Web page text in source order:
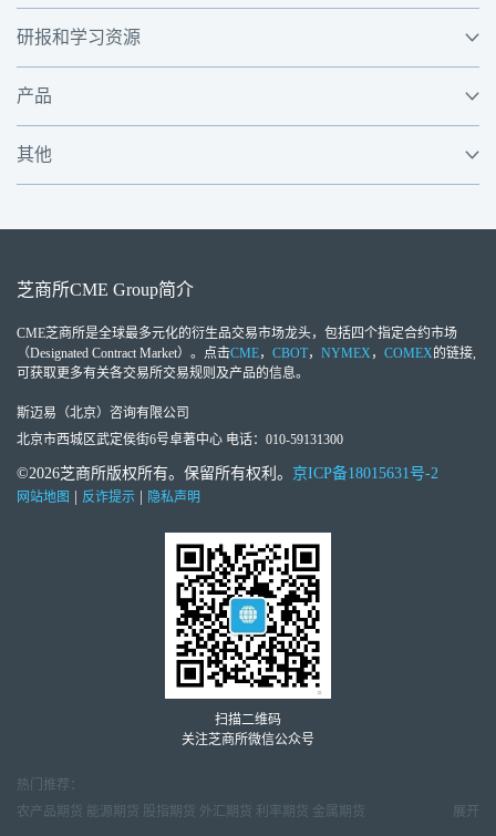
研报和学习资源
产品
其他
芝商所CME Group简介
CME芝商所是全球最多元化的衍生品交易市场龙头，包括四个指定合约市场
（Designated Contract Market）。点击CME， CBOT， NYMEX， COMEX的链接,
可获取更多有关各交易所交易规则及产品的信息。
斯迈易（北京）咨询有限公司
北京市西城区武定侯街6号卓著中心 电话：010-59131300
©2026芝商所版权所有。保留所有权利。 京ICP备18015631号-2
网站地图 反诈提示 隐私声明
扫描二维码
关注芝商所微信公众号
热门推荐：
农产品期货 能源期货 股指期货 外汇期货 利率期货 金属期货
展开